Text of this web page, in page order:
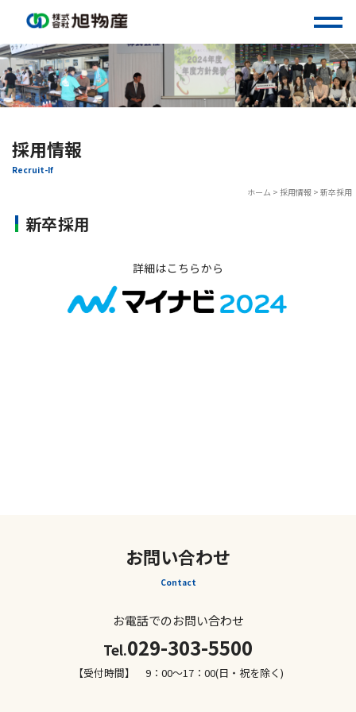
Skip
to
content
採用情報
Recruit-If
ホーム > 採用情報 > 新卒採用
新卒採用
詳細はこちらから
お問い合わせ
Contact
お電話でのお問い合わせ
Tel.029-303-5500
【受付時間】 9：00～17：00(日・祝を除く)